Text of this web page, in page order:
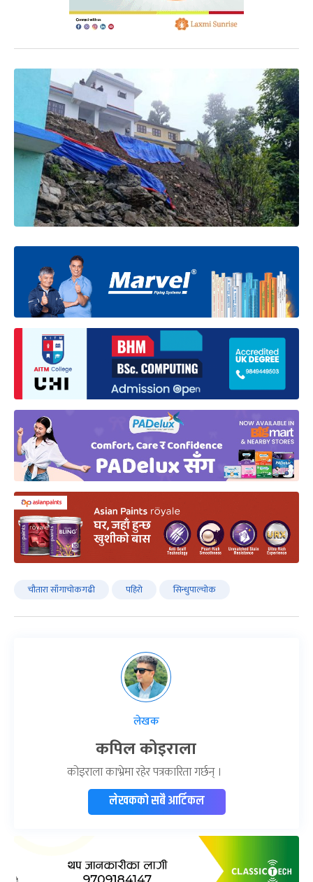
चौतारा साँगाचोकगढी पहिरो सिन्धुपाल्चोक
लेखक
कपिल कोइराला
कोइराला काभ्रेमा रहेर पत्रकारिता गर्छन् ।
लेखकको सबै आर्टिकल